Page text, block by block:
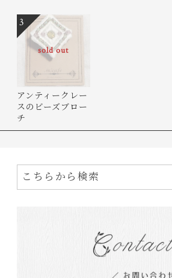
sold out
アンティークレー
スのビーズブロー
チ
3